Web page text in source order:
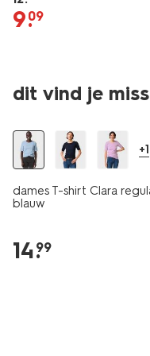
9.
09
dit vind je
essential
+1
dames T-shirt Clara
blauw
14.
99